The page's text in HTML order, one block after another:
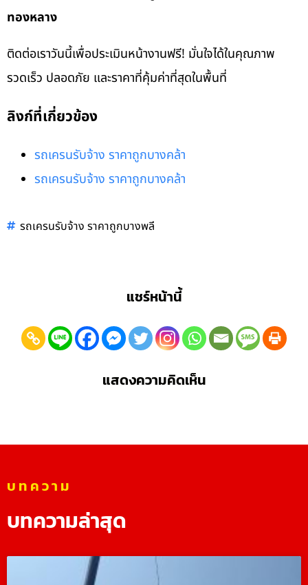
ทองหลาง
ติดต่อเราวันนี้เพื่อประเมินหน้างานฟรี! มั่นใจได้ในคุณภาพ
รวดเร็ว ปลอดภัย และราคาที่คุ้มค่าที่สุดในพื้นที่
ลิงก์ที่เกี่ยวข้อง
รถเครนรับจ้าง ราคาถูกบางคล้า
รถเครนรับจ้าง ราคาถูกบางคล้า
รถเครนรับจ้าง ราคาถูกบางพลี
แชร์หน้านี้
แสดงความคิดเห็น
บทความ
บทความล่าสุด